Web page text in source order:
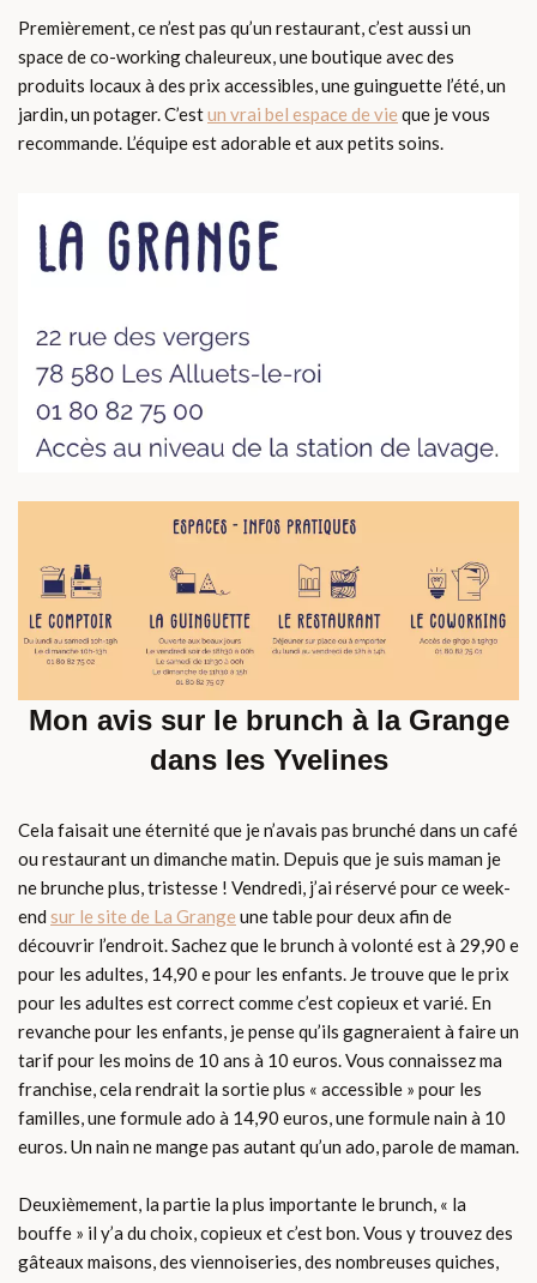
Premièrement, ce n’est pas qu’un restaurant, c’est aussi un
space de co-working chaleureux, une boutique avec des
produits locaux à des prix accessibles, une guinguette l’été, un
jardin, un potager. C’estun vrai bel espace de vie que je vous
recommande. L’équipe est adorable et aux petits soins.
Mon avis sur le brunch à la Grange
dans les Yvelines
Cela faisait une éternité que je n’avais pas brunché dans un café
ou restaurant un dimanche matin. Depuis que je suis maman je
ne brunche plus, tristesse ! Vendredi, j’ai réservé pour ce week-
end sur le site de La Grange une table pour deux afin de
découvrir l’endroit. Sachez que le brunch à volonté est à 29,90 e
pour les adultes, 14,90 e pour les enfants. Je trouve que le prix
pour les adultes est correct comme c’est copieux et varié. En
revanche pour les enfants, je pense qu’ils gagneraient à faire un
tarif pour les moins de 10 ans à 10 euros. Vous connaissez ma
franchise, cela rendrait la sortie plus « accessible » pour les
familles, une formule ado à 14,90 euros, une formule nain à 10
euros. Un nain ne mange pas autant qu’un ado, parole de maman.
Deuxièmement, la partie la plus importante le brunch, « la
bouffe » il y’a du choix, copieux et c’est bon. Vous y trouvez des
gâteaux maisons, des viennoiseries, des nombreuses quiches,